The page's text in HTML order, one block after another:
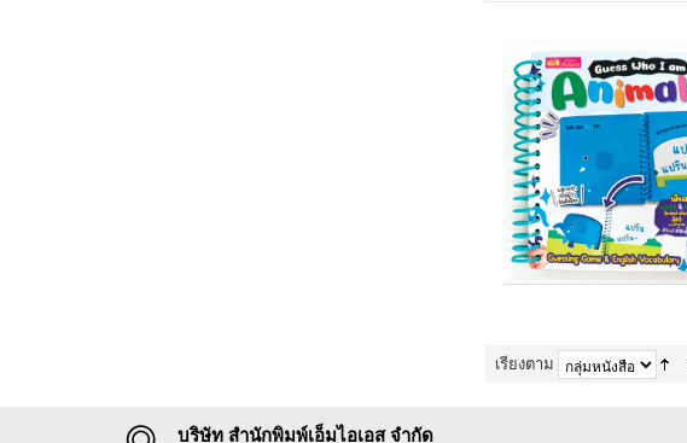
เรียงตาม
บริษัท สำนักพิมพ์เอ็มไอเอส จำกัด